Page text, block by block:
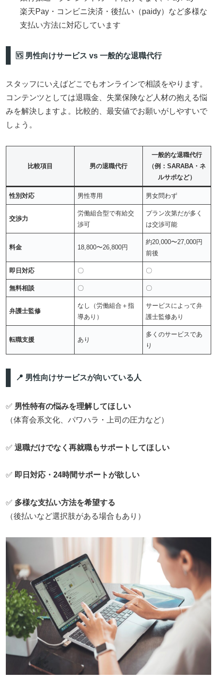
楽天Pay・コンビニ決済・後払い（paidy）など多様な
支払い方法に対応しています
🆚 男性向けサービス vs 一般的な退職代行
スタッフにいえばどこでもオンラインで相談をやります。
コンテンツとしては退職金、失業保険など人材の抱える悩
みを解決しますよ。比較的、最安値でお願いがしやすいで
しょう。
比較項目 男の退職代行
一般的な退職代行
（例：SARABA・ネ
ルサポなど）
性別対応 男性専用 男女問わず
交渉力
労働組合型で有給交
渉可
プラン次第だが多く
は交渉可能
料金 18,800〜26,800円
約20,000〜27,000円
前後
即日対応 〇 〇
無料相談 〇 〇
弁護士監修
なし（労働組合＋指
導あり）
サービスによって弁
護士監修あり
転職支援 あり
多くのサービスであ
り
📍 男性向けサービスが向いている人
✅ 男性特有の悩みを理解してほしい
（体育会系文化、パワハラ・上司の圧力など）
✅ 退職だけでなく再就職もサポートしてほしい
✅ 即日対応・24時間サポートが欲しい
✅ 多様な支払い方法を希望する
（後払いなど選択肢がある場合もあり）